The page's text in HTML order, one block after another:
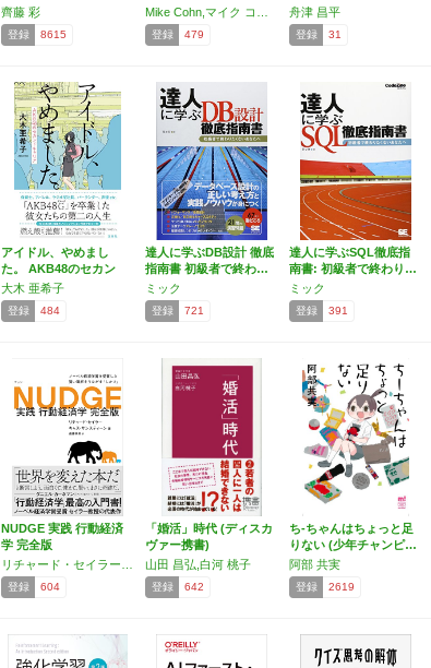
齊藤 彩
登録 8615
ソ…
登録 479
織…
舟津 昌平
登録 31
アイドル、やめまし
た。 AKB48のセカン
ド…
大木 亜希子
登録 484
達人に学ぶDB設計 徹底
指南書 初級者で終わ…
ミック
登録 721
達人に学ぶSQL徹底指
南書: 初級者で終わり…
ミック
登録 391
NUDGE 実践 行動経済
学 完全版
登録 604
「婚活」時代 (ディスカ
ヴァー携書)
山田 昌弘,白河 桃子
登録 642
ち-ちゃんはちょっと足
りない (少年チャンピ…
阿部 共実
登録 2619